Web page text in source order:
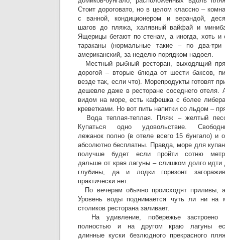
Стоит дороговато, но в целом классно –
с ванной, кондиционером и верандой,
шагов до пляжа, халявный вайфай и
Ящерицы бегают по стенам, а иногда, хоть и
тараканы (нормальные такие – по два-три
американский, за неделю порядком надоел.
Местный рыбный ресторан, выходящий
дорогой – вторые блюда от шести баксов,
везде так, если что). Морепродукты готовят
дешевле даже в ресторане соседнего
видом на море, есть кафешка с более
креветками. Но вот пить напитки со льдом –
Вода теплая-теплая. Пляж – желтый
Купаться одно удовольствие.
лежанок полно (в отеле всего 15 бунгало) и
абсолютно бесплатны. Правда, море для
получше будет если пройти сотню
дальше от края лагуны – слишком долго идти
глубины, да и лодки горизонт
практически нет.
По вечерам обычно происходят приливы,
Уровень воды поднимается чуть ли ни
столиков ресторана заливает.
На удивление, побережье застроено
полностью и на другом краю лагуны
длинные куски безлюдного прекрасного